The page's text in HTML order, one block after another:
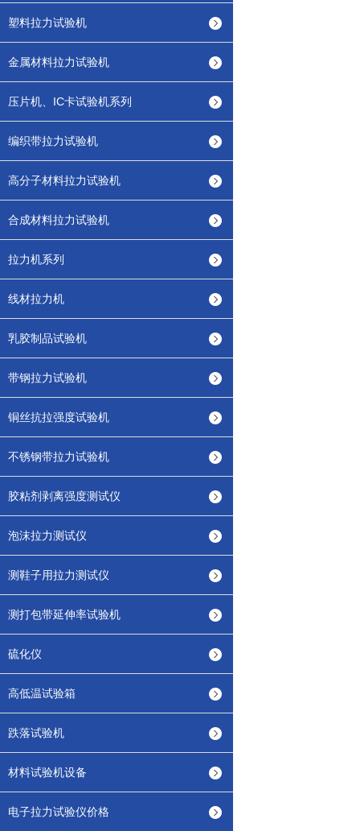
塑料拉力试验机
金属材料拉力试验机
压片机、IC卡试验机系列
编织带拉力试验机
高分子材料拉力试验机
合成材料拉力试验机
拉力机系列
线材拉力机
乳胶制品试验机
带钢拉力试验机
铜丝抗拉强度试验机
不锈钢带拉力试验机
胶粘剂剥离强度测试仪
泡沫拉力测试仪
测鞋子用拉力测试仪
测打包带延伸率试验机
硫化仪
高低温试验箱
跌落试验机
材料试验机设备
电子拉力试验仪价格